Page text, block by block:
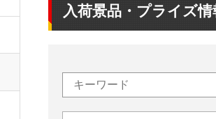
入荷景品・プライズ情